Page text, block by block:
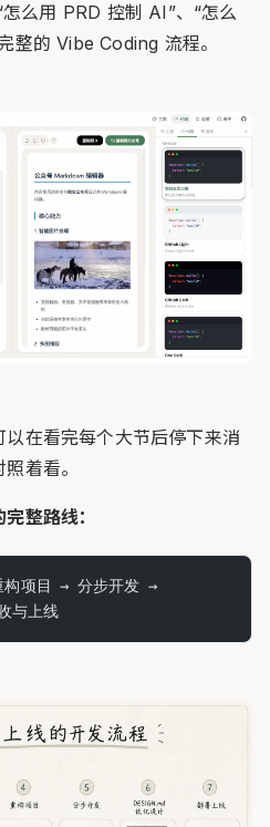
么用 PRD 控制 AI”、“怎么
整的 Vibe Coding 流程。
在看完每个大节后停下来消
着看。
整路线：
构项目 → 分步开发 →
与上线